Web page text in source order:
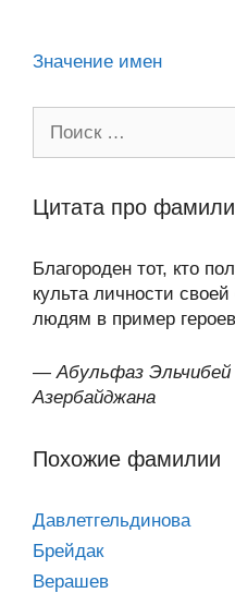
Значение имен
Цитата про
Благороден тот, кто
культа личности
людям в пример
— Абульфаз Эльчибей
Азербайджана
Похожие фамилии
Давлетгельдинова
Брейдак
Верашев